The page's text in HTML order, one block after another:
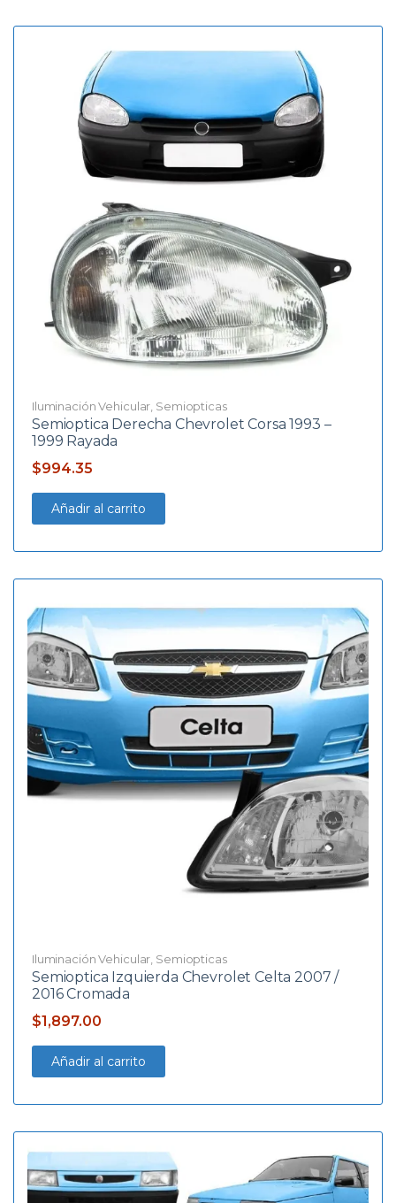
Iluminación Vehicular Semiopticas
Semioptica Derecha Chevrolet Corsa 1993 –
1999 Rayada
$994.35
Añadir al carrito
Iluminación Vehicular Semiopticas
Semioptica Izquierda Chevrolet Celta 2007 /
2016 Cromada
$1,897.00
Añadir al carrito